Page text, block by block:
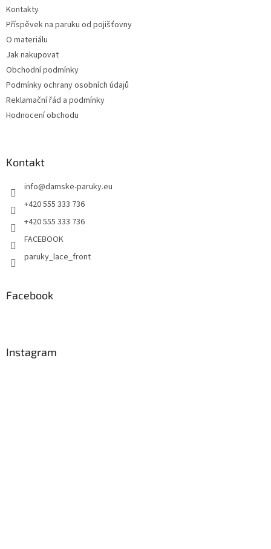
Kontakty
Příspěvek na paruku od pojišťovny
O materiálu
Jak nakupovat
Obchodní podmínky
Podmínky ochrany osobních údajů
Reklamační řád a podmínky
Hodnocení obchodu
Kontakt
info@damske-paruky.eu
+420 555 333 736
+420 555 333 736
FACEBOOK
paruky_lace_front
Facebook
Instagram